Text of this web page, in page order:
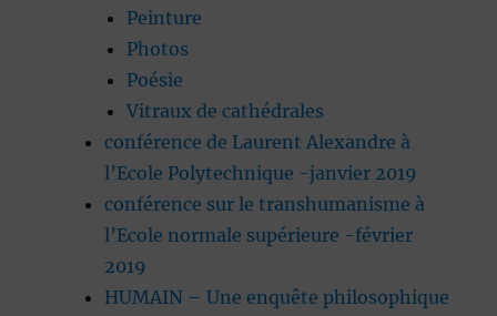
Peinture
Photos
Poésie
Vitraux de cathédrales
conférence de Laurent Alexandre à
l’Ecole Polytechnique -janvier 2019
conférence sur le transhumanisme à
l’Ecole normale supérieure -février
2019
HUMAIN – Une enquête philosophique